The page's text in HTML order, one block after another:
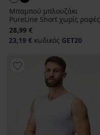
Μπαμπού μπλουζάκι
PureLine Short χωρίς ραφές
28,99 €
23,19 € κωδικός GET20